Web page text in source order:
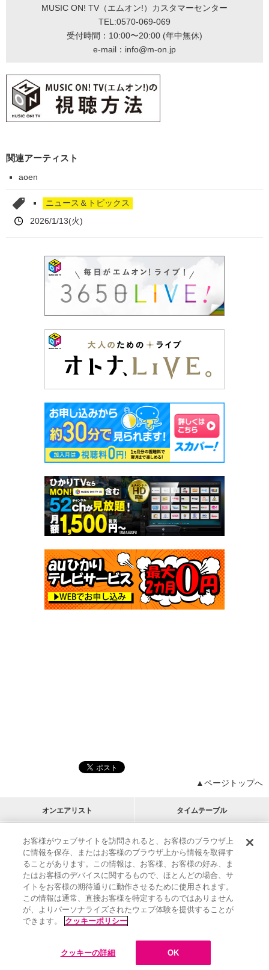
MUSIC ON! TV（エムオン!）カスタマーセンター
TEL:0570-069-069
受付時間：10:00〜20:00 (年中無休)
e-mail：info@m-on.jp
関連アーティスト
aoen
ニュース＆トピックス
2026/1/13(火)
▲ページトップへ
オンエアリスト タイムテーブル
プログラムリスト チャート
アーティストリスト
M-ON!
RECOMMEND
リクエスト
インフォメーション | プレゼント&ご招待
MUSIC ON! TV（エムオン!）とは？ | サポート
サイト案内
| エムオン!友の会 | クッキーの詳細
Sony Music Solutions Inc. All rights reserved.
お客様がウェブサイトを訪問されると、お客様のブラウザ上
に情報を保存、またはお客様のブラウザ上から情報を取得す
ることがあります。この情報は、お客様、お客様の好み、ま
たはお客様のデバイスに関するもので、ほとんどの場合、サ
イトをお客様の期待通りに動作させるために使用されます。
この情報は通常、直接お客様を特定するものではありません
が、よりパーソナライズされたウェブ体験を提供することが
できます。
クッキーポリシー
クッキーの詳細 OK